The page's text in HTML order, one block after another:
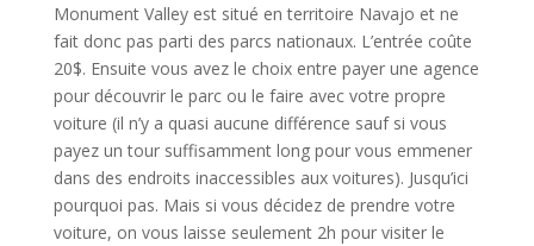
Monument Valley est situé en territoire Navajo et ne
fait donc pas parti des parcs nationaux. L’entrée coûte
20$. Ensuite vous avez le choix entre payer une agence
pour découvrir le parc ou le faire avec votre propre
voiture (il n’y a quasi aucune différence sauf si vous
payez un tour suffisamment long pour vous emmener
dans des endroits inaccessibles aux voitures). Jusqu’ici
pourquoi pas. Mais si vous décidez de prendre votre
voiture, on vous laisse seulement 2h pour visiter le